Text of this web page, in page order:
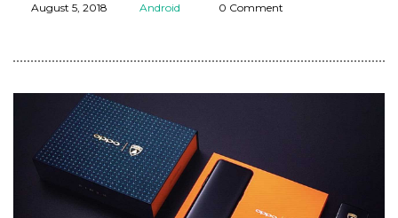
August 5, 2018 Android 0 Comment